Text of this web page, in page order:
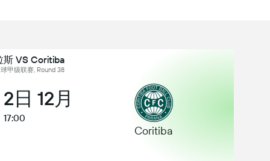
斯 VS Coritiba
甲级联赛, Round 38
日 12月
17:00
Coritiba